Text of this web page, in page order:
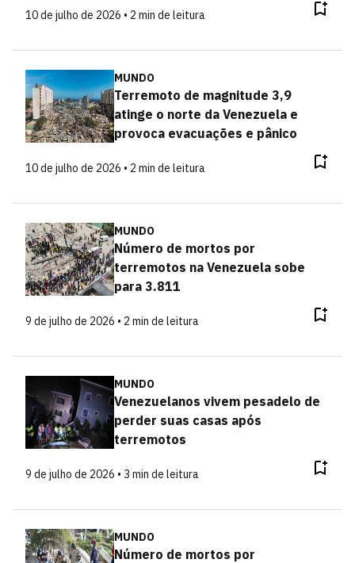
10 de julho de 2026 • 2 min de leitura
MUNDO
Terremoto de magnitude 3,9
atinge o norte da Venezuela e
provoca evacuações e pânico
10 de julho de 2026 • 2 min de leitura
MUNDO
Número de mortos por
terremotos na Venezuela sobe
para 3.811
9 de julho de 2026 • 2 min de leitura
MUNDO
Venezuelanos vivem pesadelo de
perder suas casas após
terremotos
9 de julho de 2026 • 3 min de leitura
MUNDO
Número de mortos por